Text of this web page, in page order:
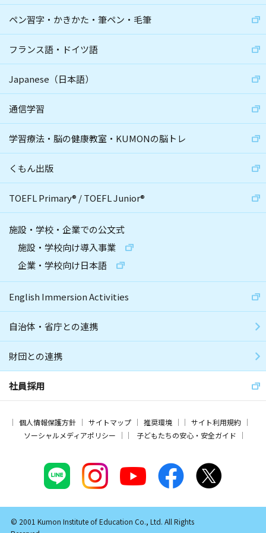
ペン習字・かきかた・筆ペン・毛筆
フランス語・ドイツ語
Japanese（日本語）
通信学習
学習療法・脳の健康教室・KUMONの脳トレ
くもん出版
TOEFL Primary® /TOEFL Junior®
施設・学校・企業での公文式
施設・学校向け導入事業
企業・学校向け日本語
English Immersion Activities
自治体・省庁との連携
財団との連携
社員採用
個人情報保護方針 サイトマップ 推奨環境
サイト利用規約
ソーシャルメディアポリシー
子どもたちの安心・安全ガイド
© 2001 Kumon Institute of Education Co., Ltd. All Rights